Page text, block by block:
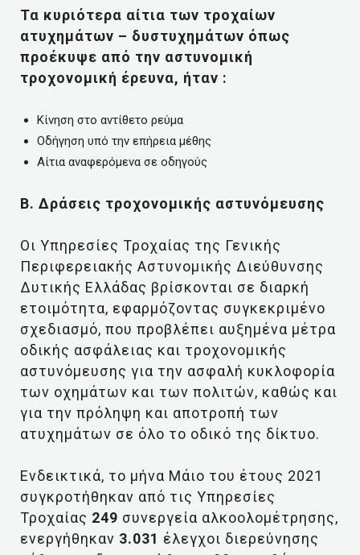
Τα κυριότερα αίτια των τροχαίων
ατυχημάτων – δυστυχημάτων όπως
προέκυψε από την αστυνομική
τροχονομική έρευνα, ήταν :
Κίνηση στο αντίθετο ρεύμα
Οδήγηση υπό την επήρεια μέθης
Αίτια αναφερόμενα σε οδηγούς
Β. Δράσεις τροχονομικής αστυνόμευσης
Οι Υπηρεσίες Τροχαίας της Γενικής
Περιφερειακής Αστυνομικής Διεύθυνσης
Δυτικής Ελλάδας βρίσκονται σε διαρκή
ετοιμότητα, εφαρμόζοντας συγκεκριμένο
σχεδιασμό, που προβλέπει αυξημένα μέτρα
οδικής ασφάλειας και τροχονομικής
αστυνόμευσης για την ασφαλή κυκλοφορία
των οχημάτων και των πολιτών, καθώς και
για την πρόληψη και αποτροπή των
ατυχημάτων σε όλο το οδικό της δίκτυο.
Ενδεικτικά, το μήνα Μάιο του έτους 2021
συγκροτήθηκαν από τις Υπηρεσίες
Τροχαίας 249 συνεργεία αλκοολομέτρησης,
ενεργήθηκαν 3.031 έλεγχοι διερεύνησης